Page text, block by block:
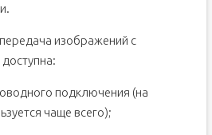
изображений с
подключения (на
чаще всего);